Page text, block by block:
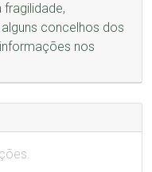
concelhos dos
nos